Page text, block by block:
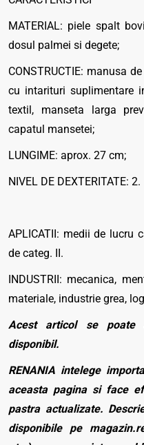
MATERIAL: piele spalt
dosul palmei si degete;
CONSTRUCTIE: manusa
cu intarituri suplimentare
textil, manseta larga
capatul mansetei;
LUNGIME: aprox. 27 cm;
NIVEL DE DEXTERITATE: 2.
APLICATII: medii de lucru
de categ. II.
INDUSTRII: mecanica,
materiale, industrie grea,
Acest articol se poate
disponibil.
RENANIA intelege
aceasta pagina si face
pastra actualizate.
disponibile pe